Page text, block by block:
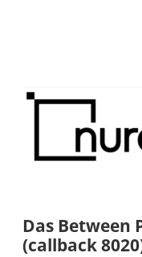
barcamper.at –
Nur
Blog
Das Between
(callback